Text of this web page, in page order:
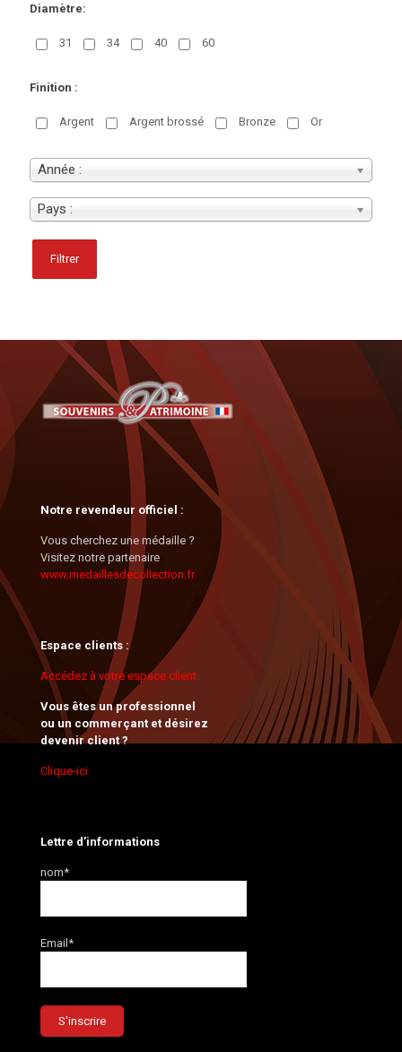
Diamètre:
31 34 40 60
Finition :
Argent Argent brossé Bronze Or
Année :
Pays :
Filtrer
Notre revendeur officiel :
Vous cherchez une médaille ?
Visitez notre partenaire
www.medaillesdecollection.fr
Espace clients :
Accédez à votre espace client
Vous êtes un professionnel
ou un commerçant et désirez
devenir client ?
Clique-ici
Lettre d’informations
nom*
Email*